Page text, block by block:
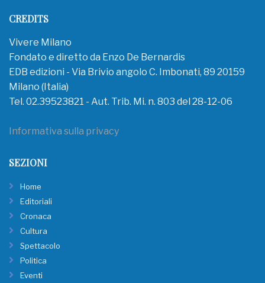
CREDITS
Vivere Milano
Fondato e diretto da Enzo De Bernardis
EDB edizioni - Via Brivio angolo C. Imbonati, 89 20159
Milano (Italia)
Tel. 02.39523821 - Aut. Trib. Mi. n. 803 del 28-12-06
Informativa sulla privacy
SEZIONI
Home
Editoriali
Cronaca
Cultura
Spettacolo
Politica
Eventi